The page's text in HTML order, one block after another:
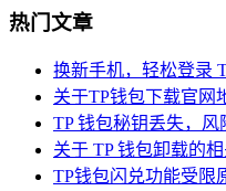
热门文章
换新手机，轻松登录
关于TP钱包下载官网
TP 钱包秘钥丢失，风
关于 TP 钱包卸载的
TP钱包闪兑功能受限